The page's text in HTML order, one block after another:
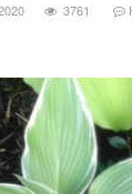
2020 3761